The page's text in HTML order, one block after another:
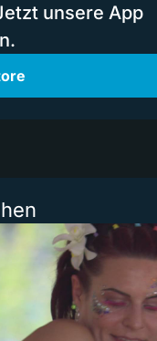
unsere App